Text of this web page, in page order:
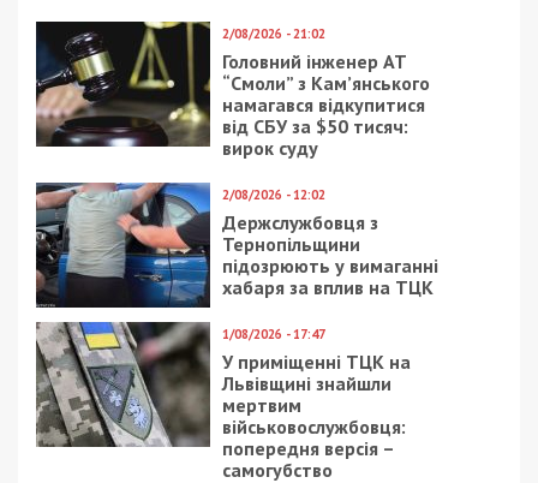
2/08/2026 - 21:02
Головний інженер АТ
“Смоли” з Кам’янського
намагався відкупитися
від СБУ за $50 тисяч:
вирок суду
2/08/2026 - 12:02
Держслужбовця з
Тернопільщини
підозрюють у вимаганні
хабаря за вплив на ТЦК
1/08/2026 - 17:47
У приміщенні ТЦК на
Львівщині знайшли
мертвим
військовослужбовця:
попередня версія –
самогубство